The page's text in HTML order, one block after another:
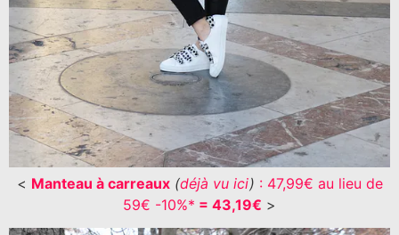
< Manteau à carreaux (déjà vu ici) : 47,99€ au lieu de
59€ -10%* = 43,19€ >